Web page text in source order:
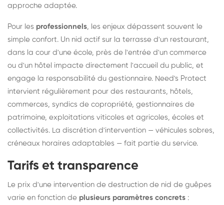
approche adaptée.
Pour les professionnels, les enjeux dépassent souvent le
simple confort. Un nid actif sur la terrasse d'un restaurant,
dans la cour d'une école, près de l'entrée d'un commerce
ou d'un hôtel impacte directement l'accueil du public, et
engage la responsabilité du gestionnaire. Need's Protect
intervient régulièrement pour des restaurants, hôtels,
commerces, syndics de copropriété, gestionnaires de
patrimoine, exploitations viticoles et agricoles, écoles et
collectivités. La discrétion d'intervention — véhicules sobres,
créneaux horaires adaptables — fait partie du service.
Tarifs et transparence
Le prix d'une intervention de destruction de nid de guêpes
varie en fonction de plusieurs paramètres concrets :